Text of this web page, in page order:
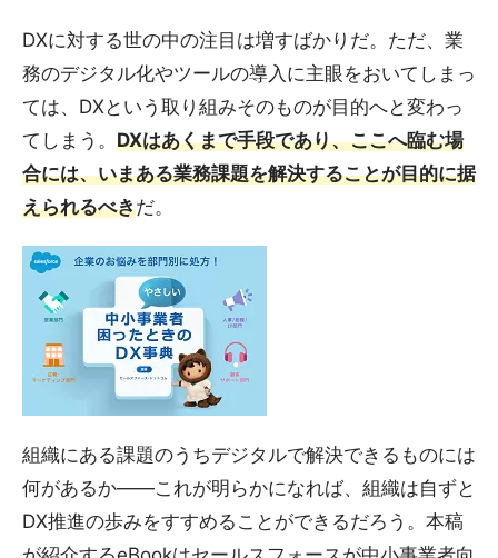
DXに対する世の中の注目は増すばかりだ。ただ、業
務のデジタル化やツールの導入に主眼をおいてしまっ
ては、DXという取り組みそのものが目的へと変わっ
てしまう。 DXはあくまで手段であり、ここへ臨む場
合には、いまある業務課題を解決することが目的に据
えられるべきだ。
組織にある課題のうちデジタルで解決できるものには
何があるか――これが明らかになれば、組織は自ずと
DX推進の歩みをすすめることができるだろう。本稿